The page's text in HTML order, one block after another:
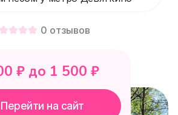
0 отзывов
₽ до 1 500 ₽
Перейти на сайт